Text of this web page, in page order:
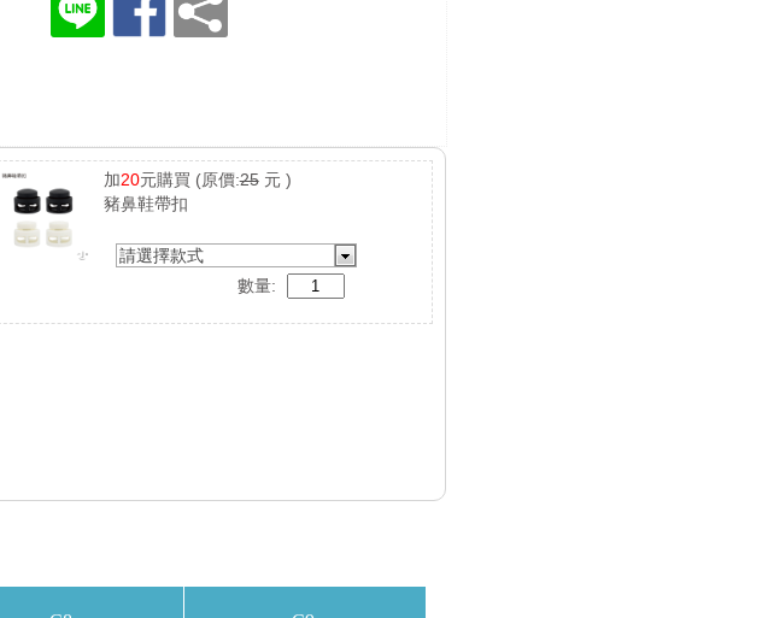
加20元購買 (原價:25元 )
豬鼻鞋帶扣
請選擇款式
數量: